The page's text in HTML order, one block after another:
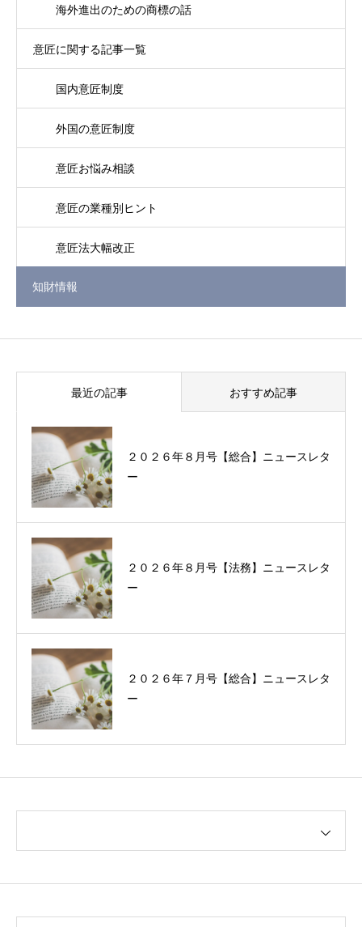
海外進出のための商標の話
意匠に関する記事一覧
国内意匠制度
外国の意匠制度
意匠お悩み相談
意匠の業種別ヒント
意匠法大幅改正
知財情報
最近の記事 おすすめ記事
２０２６年８月号【総合】ニュースレタ
ー
２０２６年８月号【法務】ニュースレタ
ー
２０２６年７月号【総合】ニュースレタ
ー